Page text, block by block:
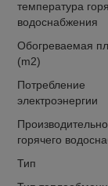
температура
водоснабжения
Обогреваемая
(m2)
Потребление
электроэнергии
горячего
Тип